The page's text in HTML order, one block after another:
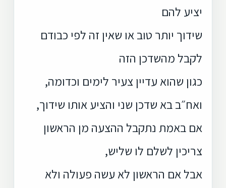
יציע להם
שידוך יותר טוב או שאין זה לפי כבודם
לקבל מהשדכן הזה
כגון שהוא עדיין צעיר לימים וכדומה,
ואח״ב בא שדכן שני והציע אותו שידוך,
אם באמת נתקבל ההצעה מן הראשון
צריכין לשלם לו שליש,
אבל אם הראשון לא עשה פעולה ולא